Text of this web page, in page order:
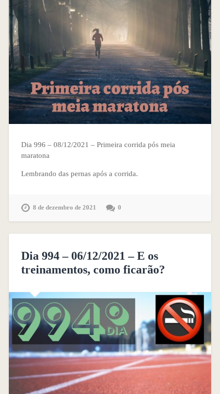
Dia 996 – 08/12/2021 – Primeira corrida pós meia
maratona
Lembrando das pernas após a corrida.
8 de dezembro de 2021 0
Dia 994 – 06/12/2021 – E os
treinamentos, como ficarão?